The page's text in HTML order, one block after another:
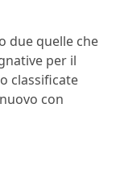
due quelle che
per il
classificate
con